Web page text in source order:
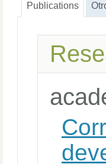
Publications